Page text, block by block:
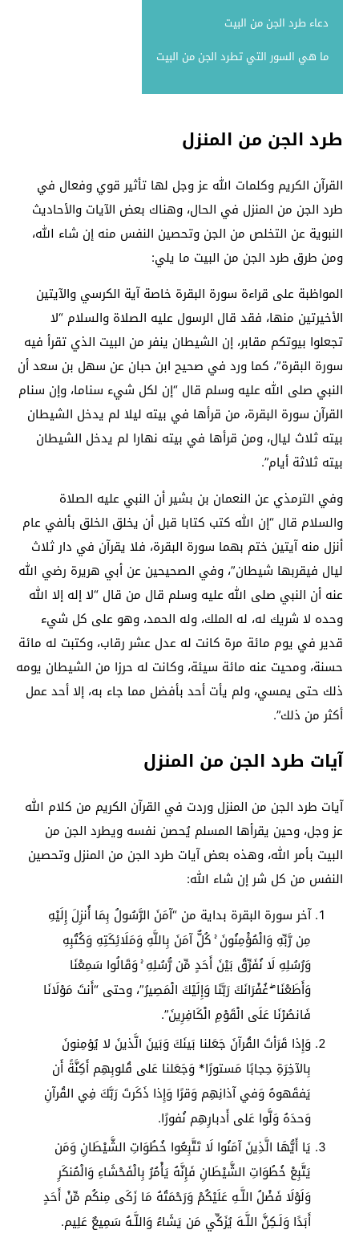
دعاء طرد الجن من البيت
ما هي السور التي تطرد الجن من البيت
طرد الجن من المنزل
القرآن الكريم وكلمات الله عز وجل لها تأثير قوي وفعال في
طرد الجن من المنزل في الحال، وهناك بعض الآيات والأحاديث
النبوية عن التخلص من الجن وتحصين النفس منه إن شاء الله،
ومن طرق طرد الجن من البيت ما يلي:
المواظبة على قراءة سورة البقرة خاصة آية الكرسي والآيتين
الأخيرتين منها، فقد قال الرسول عليه الصلاة والسلام “لا
تجعلوا بيوتكم مقابر، إن الشيطان ينفر من البيت الذي تقرأ فيه
سورة البقرة”، كما ورد في صحيح ابن حبان عن سهل بن سعد أن
النبي صلى الله عليه وسلم قال “إن لكل شيء سناما، وإن سنام
القرآن سورة البقرة، من قرأها في بيته ليلا لم يدخل الشيطان
بيته ثلاث ليال، ومن قرأها في بيته نهارا لم يدخل الشيطان
بيته ثلاثة أيام”.
وفي الترمذي عن النعمان بن بشير أن النبي عليه الصلاة
والسلام قال “إن الله كتب كتابا قبل أن يخلق الخلق بألفي عام
أنزل منه آيتين ختم بهما سورة البقرة، فلا يقرآن في دار ثلاث
ليال فيقربها شيطان”، وفي الصحيحين عن أبي هريرة رضي الله
عنه أن النبي صلى الله عليه وسلم قال من قال “لا إله إلا الله
وحده لا شريك له، له الملك، وله الحمد، وهو على كل شيء
قدير في يوم مائة مرة كانت له عدل عشر رقاب، وكتبت له مائة
حسنة، ومحيت عنه مائة سيئة، وكانت له حرزا من الشيطان يومه
ذلك حتى يمسي، ولم يأت أحد بأفضل مما جاء به، إلا أحد عمل
أكثر من ذلك”.
آيات طرد الجن من المنزل
آيات طرد الجن من المنزل وردت في القرآن الكريم من كلام الله
عز وجل، وحين يقرأها المسلم يُحصن نفسه ويطرد الجن من
البيت بأمر الله، وهذه بعض آيات طرد الجن من المنزل وتحصين
النفس من كل شر إن شاء الله:
آخر سورة البقرة بداية من “آمَنَ الرَّسُولُ بِمَا أُنزِلَ إِلَيْهِ
مِن رَّبِّهِ وَالْمُؤْمِنُونَ ۚ كُلٌّ آمَنَ بِاللَّهِ وَمَلَائِكَتِهِ وَكُتُبِهِ
وَرُسُلِهِ لَا نُفَرِّقُ بَيْنَ أَحَدٍ مِّن رُّسُلِهِ ۚ وَقَالُوا سَمِعْنَا
وَأَطَعْنَا ۖ غُفْرَانَكَ رَبَّنَا وَإِلَيْكَ الْمَصِيرُ”، وحتى “أَنتَ مَوْلَانَا
فَانصُرْنَا عَلَى الْقَوْمِ الْكَافِرِينَ”.
وَإِذا قَرَأتَ القُرآنَ جَعَلنا بَينَكَ وَبَينَ الَّذينَ لا يُؤمِنونَ
بِالآخِرَةِ حِجابًا مَستورًا* وَجَعَلنا عَلى قُلوبِهِم أَكِنَّةً أَن
يَفقَهوهُ وَفي آذانِهِم وَقرًا وَإِذا ذَكَرتَ رَبَّكَ فِي القُرآنِ
وَحدَهُ وَلَّوا عَلى أَدبارِهِم نُفورًا.
يَا أَيُّهَا الَّذِينَ آمَنُوا لَا تَتَّبِعُوا خُطُوَاتِ الشَّيْطَانِ وَمَن
يَتَّبِعْ خُطُوَاتِ الشَّيْطَانِ فَإِنَّهُ يَأْمُرُ بِالْفَحْشَاءِ وَالْمُنكَرِ
وَلَوْلَا فَضْلُ اللَّـهِ عَلَيْكُمْ وَرَحْمَتُهُ مَا زَكَى مِنكُم مِّنْ أَحَدٍ
أَبَدًا وَلَـكِنَّ اللَّـهَ يُزَكِّي مَن يَشَاءُ وَاللَّـهُ سَمِيعٌ عَلِيم.